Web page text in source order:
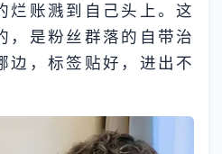
烂账溅到自己头上。这
，是粉丝群落的自带治
边，标签贴好，进出不